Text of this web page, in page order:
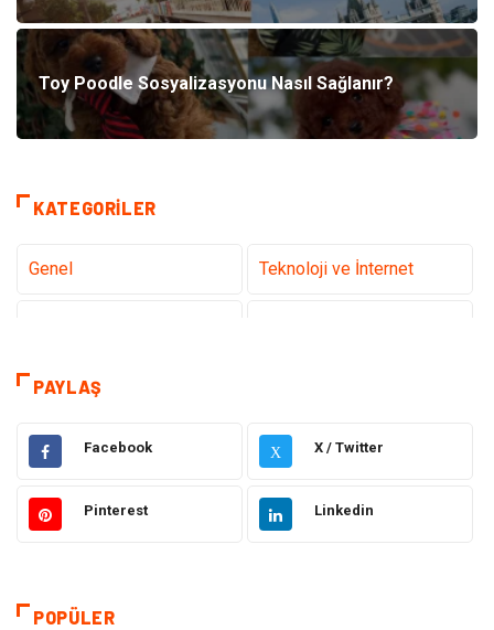
Toy Poodle Sosyalizasyonu Nasıl Sağlanır?
KATEGORILER
Genel Teknoloji ve İnternet
Sağlık
Hukuk Dekorasyon
Elektrik & Elektronik Giyim
Eğitim ve Kariyer
PAYLAŞ
Facebook X X / Twitter
Pinterest Linkedin
POPÜLER